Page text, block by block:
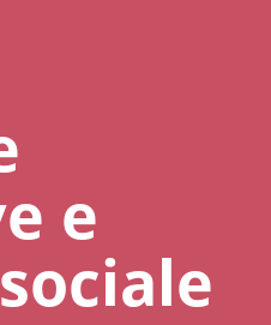
e